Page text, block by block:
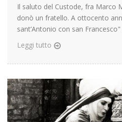
Il saluto del Custode, fra Marco
donò un fratello. A ottocento
sant’Antonio con san
Leggi tutto